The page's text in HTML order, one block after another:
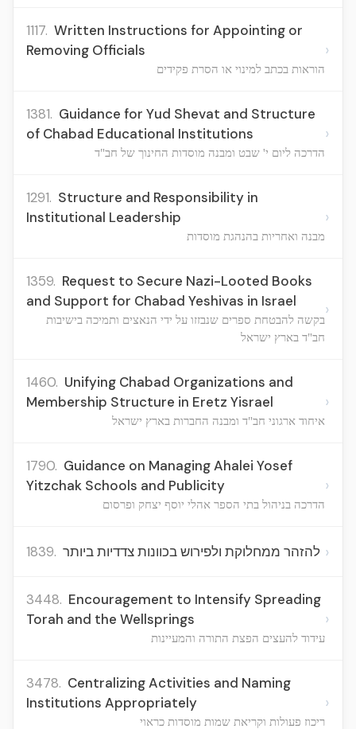
1117. Written Instructions for Appointing or
Removing Officials
הוראות בכתב למינוי או הסרת פקידים
›
1381. Guidance for Yud Shevat and Structure
of Chabad Educational Institutions
הדרכה ליום י' שבט ומבנה מוסדות החינוך של חב"ד
›
1291. Structure and Responsibility in
Institutional Leadership
מבנה ואחריות בהנהגת מוסדות
›
1359. Request to Secure Nazi-Looted Books
and Support for Chabad Yeshivas in Israel
בקשה להבטחת ספרים שנבזזו על ידי הנאצים ותמיכה בישיבות
חב"ד בארץ ישראל
›
1460. Unifying Chabad Organizations and
Membership Structure in Eretz Yisrael
איחוד ארגוני חב"ד ומבנה החברות בארץ ישראל
›
1790. Guidance on Managing Ahalei Yosef
Yitzchak Schools and Publicity
הדרכה בניהול בתי הספר אהלי יוסף יצחק ופרסום
›
1839. להזהר ממחלוקת ולפירוש בכוונות צדדיות ביותר ›
3448. Encouragement to Intensify Spreading
Torah and the Wellsprings
עידוד להעצים הפצת התורה והמעיינות
›
3478. Centralizing Activities and Naming
Institutions Appropriately
ריכוז פעולות וקריאת שמות מוסדות כראוי
›